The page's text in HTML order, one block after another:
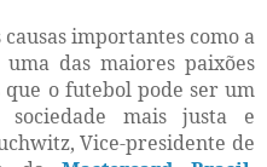
importantes como a
das maiores paixões
o futebol pode ser um
mais justa e
Vice-presidente de